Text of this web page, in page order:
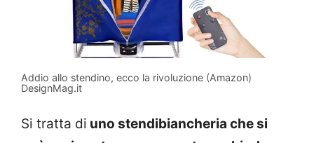
Addio allo stendino, ecco la rivoluzione (Amazon)
DesignMag.it
Si tratta di uno stendibiancheria che si